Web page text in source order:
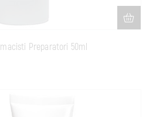
Preparatori 50ml